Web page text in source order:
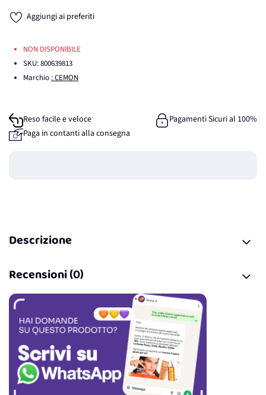
Aggiungi ai preferiti
NON DISPONIBILE
SKU:800639813
Marchio : CEMON
Reso facile e veloce
Pagamenti Sicuri al 100%
Paga in contanti alla consegna
Descrizione
Recensioni (0)